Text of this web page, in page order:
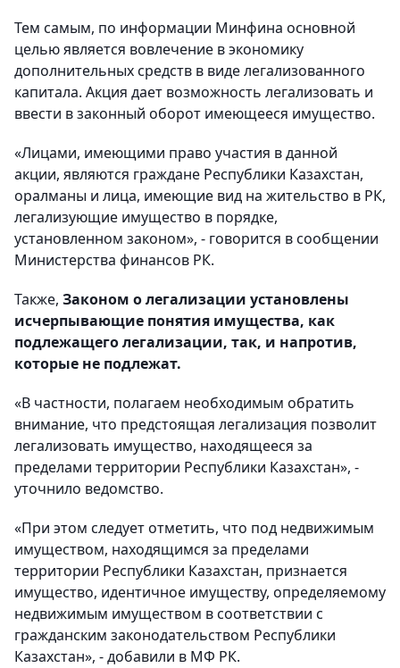
Тем самым, по информации Минфина основной
целью является вовлечение в экономику
дополнительных средств в виде легализованного
капитала. Акция дает возможность легализовать и
ввести в законный оборот имеющееся имущество.
«Лицами, имеющими право участия в данной
акции, являются граждане Республики Казахстан,
оралманы и лица, имеющие вид на жительство в РК,
легализующие имущество в порядке,
установленном законом», - говорится в сообщении
Министерства финансов РК.
Также, Законом о легализации установлены
исчерпывающие понятия имущества, как
подлежащего легализации, так, и напротив,
которые не подлежат.
«В частности, полагаем необходимым обратить
внимание, что предстоящая легализация позволит
легализовать имущество, находящееся за
пределами территории Республики Казахстан», -
уточнило ведомство.
«При этом следует отметить, что под недвижимым
имуществом, находящимся за пределами
территории Республики Казахстан, признается
имущество, идентичное имуществу, определяемому
недвижимым имуществом в соответствии с
гражданским законодательством Республики
Казахстан», - добавили в МФ РК.